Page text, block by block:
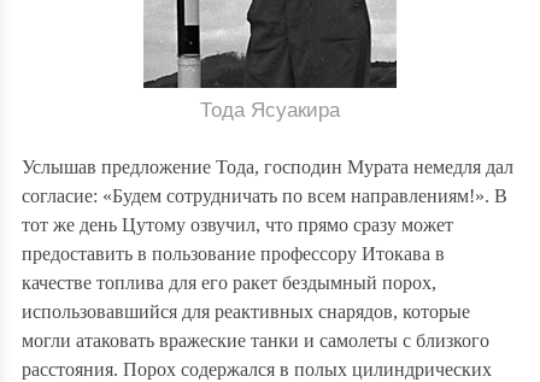
Тода Ясуакира
Услышав предложение Тода, господин Мурата немедля дал
согласие: «Будем сотрудничать по всем направлениям!». В
тот же день Цутому озвучил, что прямо сразу может
предоставить в пользование профессору Итокава в
качестве топлива для его ракет бездымный порох,
использовавшийся для реактивных снарядов, которые
могли атаковать вражеские танки и самолеты с близкого
расстояния. Порох содержался в полых цилиндрических